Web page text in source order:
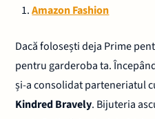
Amazon Fashion
Dacă folosești deja Prime
pentru garderoba ta.
și-a consolidat parteneriatul
Kindred Bravely. Bijuteria